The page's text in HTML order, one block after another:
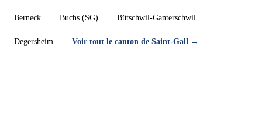
Berneck Buchs (SG) Bütschwil-Ganterschwil
Degersheim Voir tout le canton de Saint-Gall →